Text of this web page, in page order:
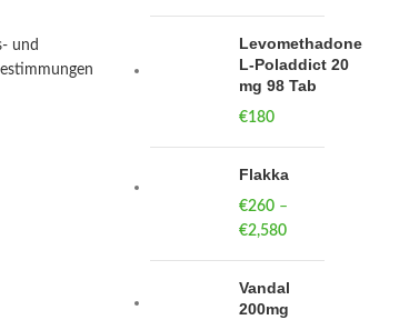
und
Levomethadone
L-Poladdict 20
mg 98 Tab
€180
Flakka
€260 –
€2,580
€260
through
Vandal
200mg